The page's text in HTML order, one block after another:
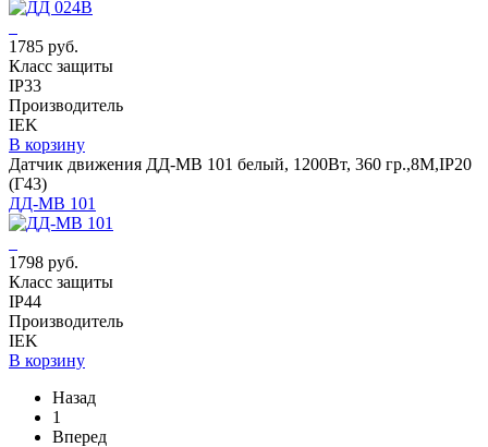
1785 руб.
Класс защиты
IP33
Производитель
IEK
В корзину
Датчик движения ДД-МВ 101 белый, 1200Вт, 360 гр.,8М,IP20
(Г43)
ДД-МВ 101
1798 руб.
Класс защиты
IP44
Производитель
IEK
В корзину
Назад
1
Вперед